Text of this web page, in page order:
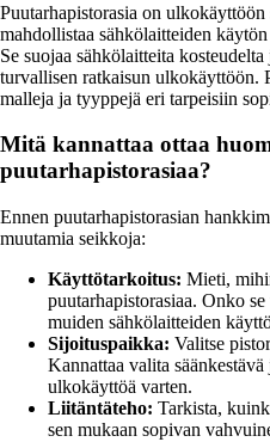
Puutarhapistorasia on
mahdollistaa sähkölaitteiden
Se suojaa sähkölaitteita
turvallisen ratkaisun ulkokäyttöön.
malleja ja tyyppejä eri tarpeisiin
Mitä kannattaa ottaa
puutarhapistorasiaa?
Ennen puutarhapistorasian
muutamia seikkoja:
Käyttötarkoitus: Mieti,
puutarhapistorasiaa. Onko
muiden sähkölaitteiden
Sijoituspaikka: Valitse
Kannattaa valita
ulkokäyttöä varten.
Liitäntäteho: Tarkista,
sen mukaan sopivan